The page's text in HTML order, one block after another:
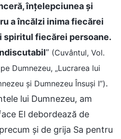
înțelepciunea și
a încălzi inima fiecărei
spiritul fiecărei persoane.
” (Cuvântul, Vol.
Dumnezeu, „Lucrarea lui
și Dumnezeu Însuși I”).
lui Dumnezeu, am
El debordează de
și de grija Sa pentru